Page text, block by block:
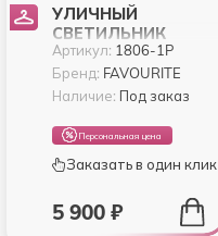
УЛИЧНЫЙ
СВЕТИЛЬНИК
FAVOURITE PARIS
1806-1P
Артикул: 1806-1P
Бренд: FAVOURITE
Наличие: Под заказ
Персональная цена
Заказать в один клик
5 900 ₽